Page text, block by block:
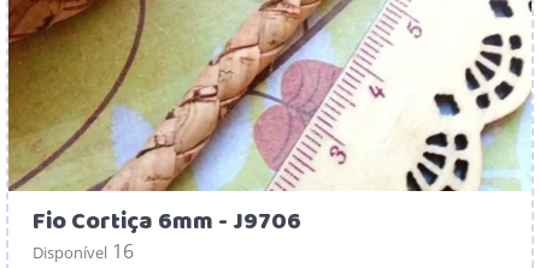
Fio Cortiça 6mm - J9706
Disponível 16